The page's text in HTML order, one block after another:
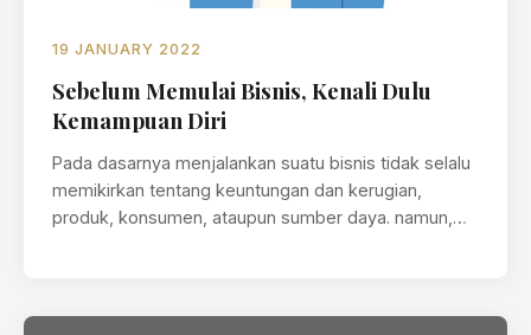
19 JANUARY 2022
Sebelum Memulai Bisnis, Kenali Dulu
Kemampuan Diri
Pada dasarnya menjalankan suatu bisnis tidak selalu
memikirkan tentang keuntungan dan kerugian,
produk, konsumen, ataupun sumber daya. namun,